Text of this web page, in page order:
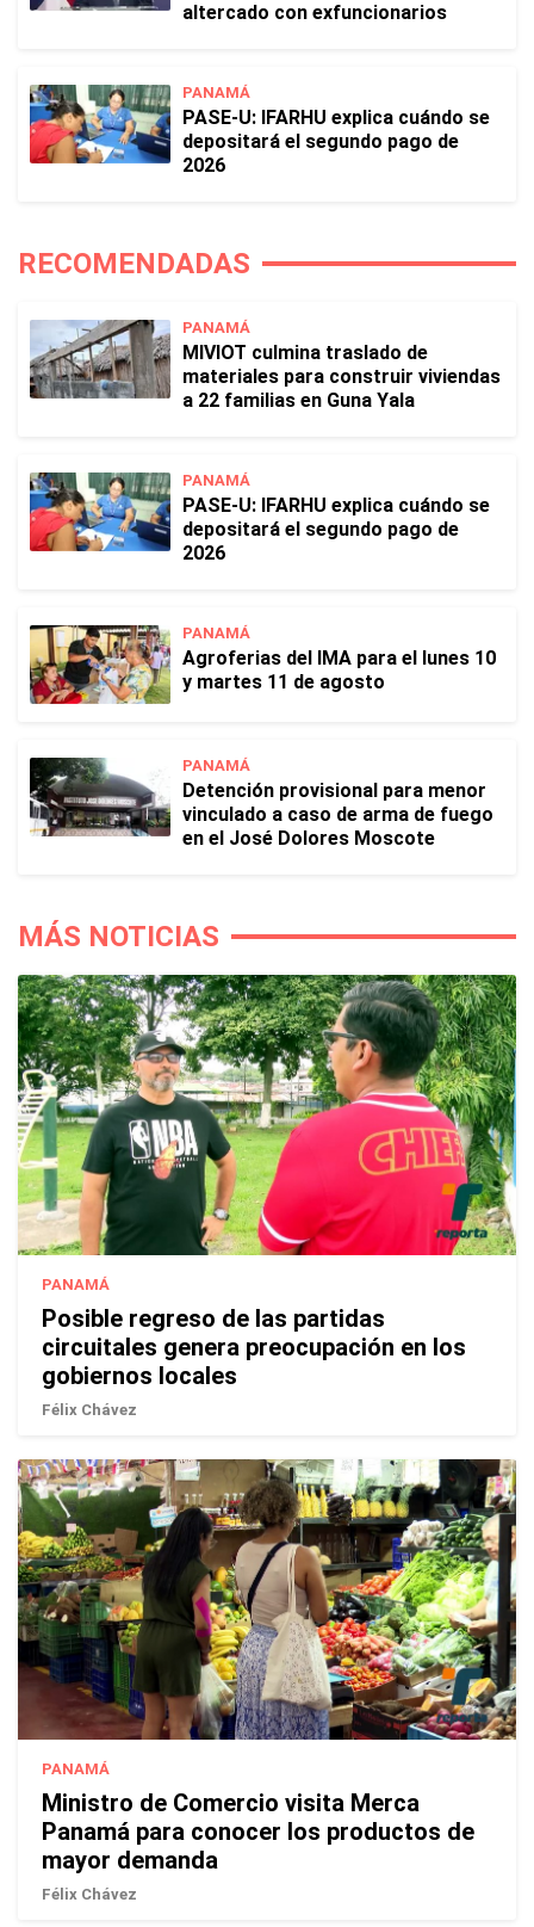
altercado con exfuncionarios
PANAMÁ
PASE-U: IFARHU explica cuándo se
depositará el segundo pago de
2026
RECOMENDADAS
PANAMÁ
MIVIOT culmina traslado de
materiales para construir viviendas
a 22 familias en Guna Yala
PANAMÁ
PASE-U: IFARHU explica cuándo se
depositará el segundo pago de
2026
PANAMÁ
Agroferias del IMA para el lunes 10
y martes 11 de agosto
PANAMÁ
Detención provisional para menor
vinculado a caso de arma de fuego
en el José Dolores Moscote
MÁS NOTICIAS
PANAMÁ
Posible regreso de las partidas
circuitales genera preocupación en los
gobiernos locales
Félix Chávez
PANAMÁ
Ministro de Comercio visita Merca
Panamá para conocer los productos de
mayor demanda
Félix Chávez